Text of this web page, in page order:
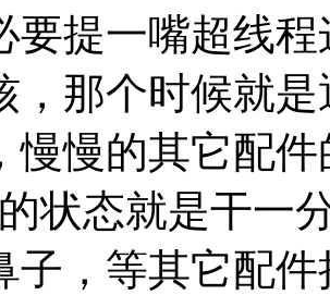
要提一嘴超线
，那个时候就
慢慢的其它配
状态就是干一
子，等其它配